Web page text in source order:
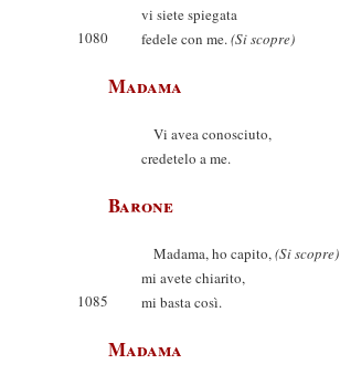
vi siete spiegata
1080
fedele con me.(Si scopre)
Madama
Vi avea conosciuto,
credetelo a me.
Barone
Madama, ho capito,(Si scopre)
mi avete chiarito,
1085
mi basta così.
Madama